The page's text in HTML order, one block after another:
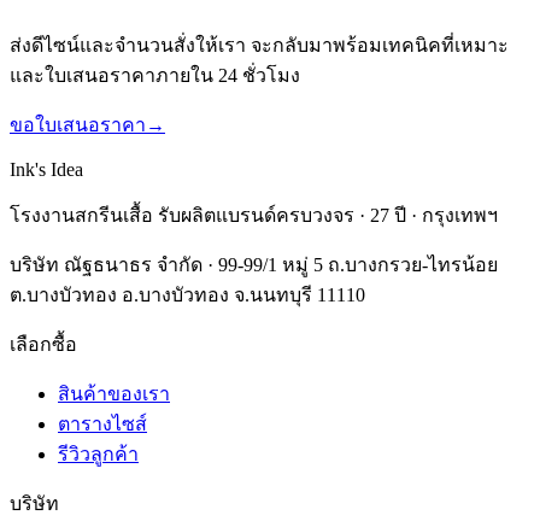
ส่งดีไซน์และจำนวนสั่งให้เรา จะกลับมาพร้อมเทคนิคที่เหมาะ
และใบเสนอราคาภายใน 24 ชั่วโมง
ขอใบเสนอราคา →
Ink's Idea
โรงงานสกรีนเสื้อ รับผลิตแบรนด์ครบวงจร · 27 ปี · กรุงเทพฯ
บริษัท ณัฐธนาธร จำกัด · 99-99/1 หมู่ 5 ถ.บางกรวย-ไทรน้อย
ต.บางบัวทอง อ.บางบัวทอง จ.นนทบุรี 11110
เลือกซื้อ
สินค้าของเรา
ตารางไซส์
รีวิวลูกค้า
บริษัท